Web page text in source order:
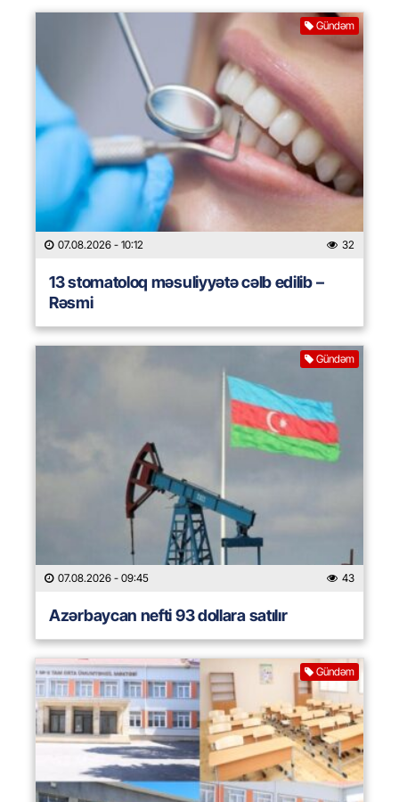
Gündəm
07.08.2026 - 10:12 32
13 stomatoloq məsuliyyətə cəlb edilib –
Rəsmi
Gündəm
07.08.2026 - 09:45 43
Azərbaycan nefti 93 dollara satılır
Gündəm